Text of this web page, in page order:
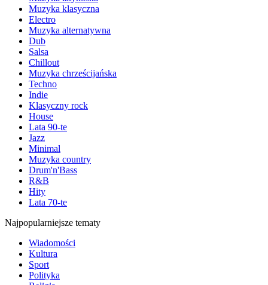
Muzyka klasyczna
Electro
Muzyka alternatywna
Dub
Salsa
Chillout
Muzyka chrześcijańska
Techno
Indie
Klasyczny rock
House
Lata 90-te
Jazz
Minimal
Muzyka country
Drum'n'Bass
R&B
Hity
Lata 70-te
Najpopularniejsze tematy
Wiadomości
Kultura
Sport
Polityka